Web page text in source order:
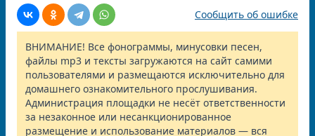
Сообщить об ошибке
ВНИМАНИЕ! Все фонограммы, минусовки песен,
файлы mp3 и тексты загружаются на сайт самими
пользователями и размещаются исключительно для
домашнего ознакомительного прослушивания.
Администрация площадки не несёт ответственности
за незаконное или несанкционированное
размещение и использование материалов — вся